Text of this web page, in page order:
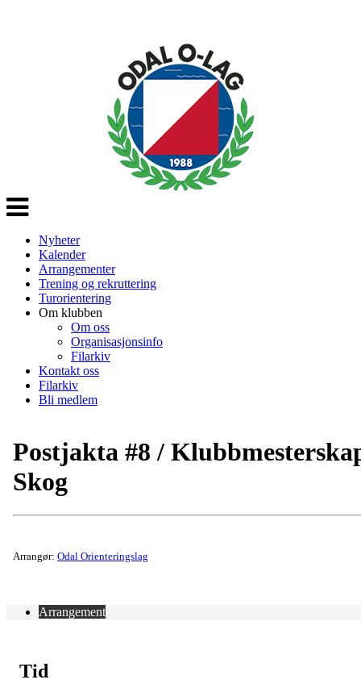
Veksle
navigasjon
Nyheter
Kalender
Arrangementer
Trening og rekruttering
Turorientering
Om klubben
Om oss
Organisasjonsinfo
Filarkiv
Kontakt oss
Filarkiv
Bli medlem
Postjakta #8 /
Skog
Arrangør: Odal Orienteringslag
Arrangement
Tid